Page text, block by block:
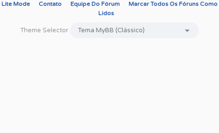
Lite Mode Contato Equipe Do Fórum
Marcar Todos Os Fóruns Como
Lidos
Theme Selector